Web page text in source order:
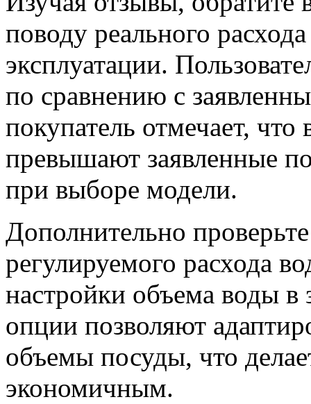
поводу реального
эксплуатации.
по сравнению с
покупатель отмечает,
превышают заявленные
при выборе модели.
Дополнительно
регулируемого расхода
настройки объема воды в
опции позволяют
объемы посуды, что
экономичным.